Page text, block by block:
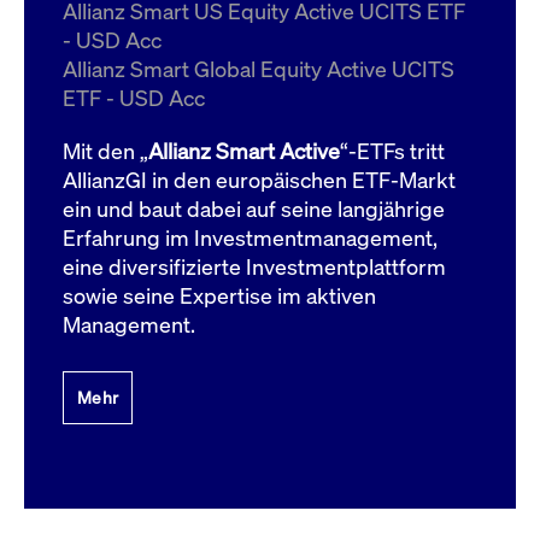
Allianz Smart US Equity Active UCITS ETF
- USD Acc
Allianz Smart Global Equity Active UCITS
ETF - USD Acc
Mit den „Allianz Smart Active“-ETFs tritt
AllianzGI in den europäischen ETF-Markt
ein und baut dabei auf seine langjährige
Erfahrung im Investmentmanagement,
eine diversifizierte Investmentplattform
sowie seine Expertise im aktiven
Management.
Mehr
ApplicationGatewayAffinityCORS
boerse.com
Domain
bis